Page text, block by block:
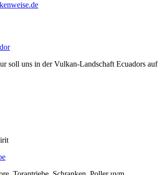
soll uns in der Vulkan-Landschaft Ecuadors